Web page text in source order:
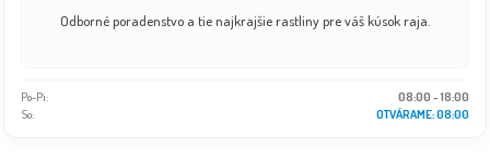
Odborné poradenstvo a tie najkrajšie rastliny pre váš kúsok raja.
Po-Pi:
08:00 - 18:00
So:
08:00 - 16:00